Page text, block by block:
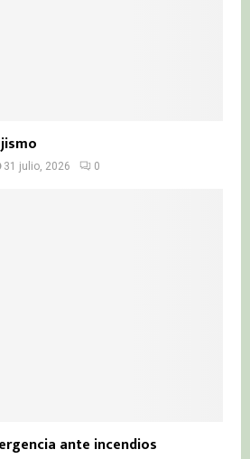
31 julio, 2026 0
ante incendios